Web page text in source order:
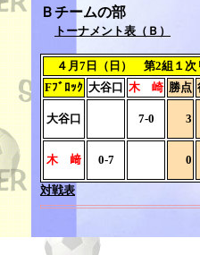
Ｂチームの部
トーナメント表（Ｂ）
４月7日（日） 第2組１次
Fﾌﾞﾛｯｸ 大谷口 木 崎 勝点
大谷口 7-0 3
木 﨑 0-7 0
対戦表